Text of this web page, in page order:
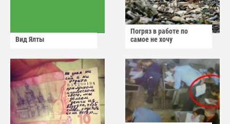
Вид Ялты
Погряз в работе по
самое не хочу